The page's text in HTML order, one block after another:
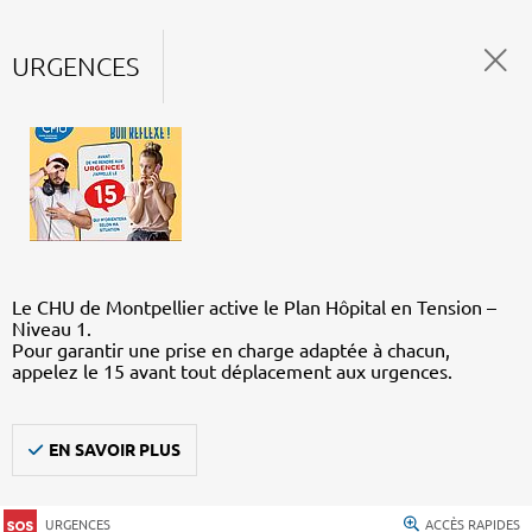
URGENCES
Le CHU de Montpellier active le Plan Hôpital en Tension –
Niveau 1.
Pour garantir une prise en charge adaptée à chacun,
appelez le 15 avant tout déplacement aux urgences.
EN SAVOIR PLUS
URGENCES ACCÈS RAPIDES